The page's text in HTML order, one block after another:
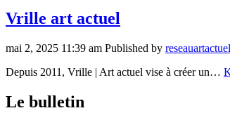
Vrille art actuel
mai 2, 2025 11:39 am Published by
Depuis 2011, Vrille | Art actuel vise à créer un…
Le bulletin